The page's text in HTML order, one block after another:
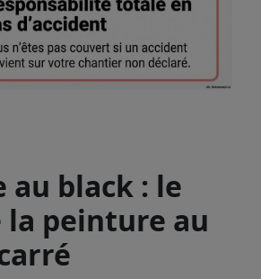
au black : le
la peinture au